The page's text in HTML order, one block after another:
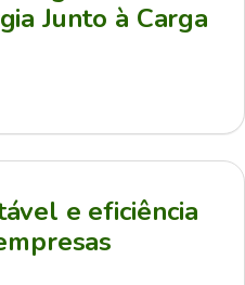
Junto à Carga
e eficiência